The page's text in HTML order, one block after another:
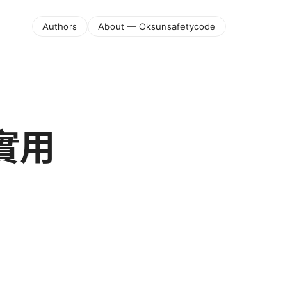
Authors About — Oksunsafetycode
用